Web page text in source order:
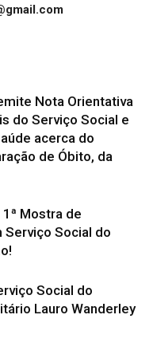
Nota Orientativa
do Serviço Social e
acerca do
de Óbito, da
Mostra de
Serviço Social do
Social do
Lauro Wanderley